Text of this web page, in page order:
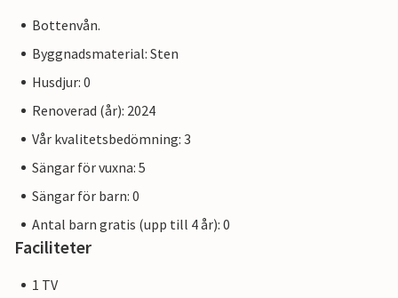
Bottenvån.
Byggnadsmaterial: Sten
Husdjur: 0
Renoverad (år): 2024
Vår kvalitetsbedömning: 3
Sängar för vuxna: 5
Sängar för barn: 0
Antal barn gratis (upp till 4 år): 0
Faciliteter
1 TV